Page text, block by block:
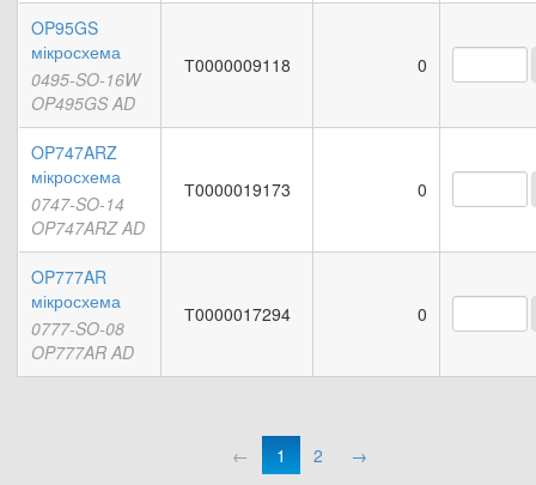
OP95GS
мікросхема
0495-SO-16W
OP495GS AD
Т0000009118 0
OP747ARZ
мікросхема
0747-SO-14
OP747ARZ AD
Т0000019173 0
OP777AR
мікросхема
0777-SO-08
OP777AR AD
Т0000017294 0
← 1 2 →